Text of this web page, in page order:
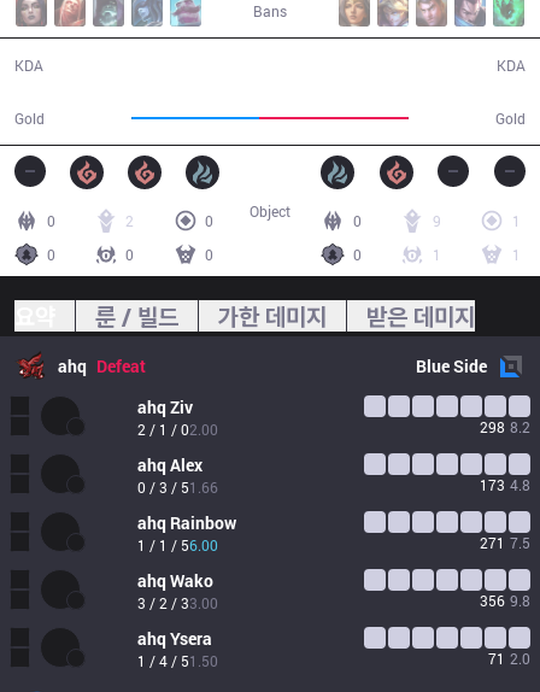
Bans
KDA
Gold Gold
KDA
0 2
0
0
0 0
0 9
1
0
1 1
Object
룬 / 빌드 가한 데미지 받은 데미지
ahq Defeat BlueSide
ahq Ziv
2 / 1 / 02.00 298 8.2
ahq Alex
0 / 3 / 51.66 173 4.8
ahq Rainbow
1 / 1 / 56.00 271 7.5
ahq Wako
3 / 2 / 33.00 356 9.8
ahq Ysera
1 / 4 / 51.50 71 2.0